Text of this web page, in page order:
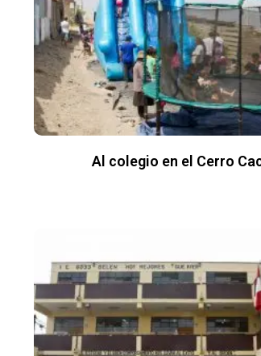
Al colegio en el Cerro